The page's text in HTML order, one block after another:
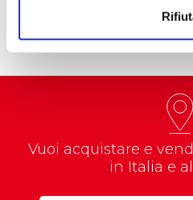
Vuoi acquistare e
in Italia e